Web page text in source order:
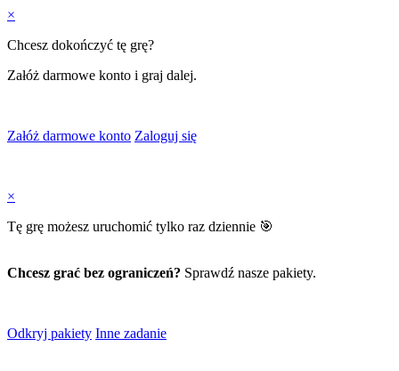
×
Chcesz dokończyć tę grę?
Załóż darmowe konto i graj dalej.
Załóż darmowe konto Zaloguj się
×
Tę grę możesz uruchomić tylko raz dziennie 🎯
Chcesz grać bez ograniczeń? Sprawdź nasze pakiety.
Odkryj pakiety Inne zadanie